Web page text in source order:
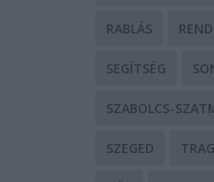
RABLÁS
SEGÍTSÉG
SZABOLCS-
SZEGED